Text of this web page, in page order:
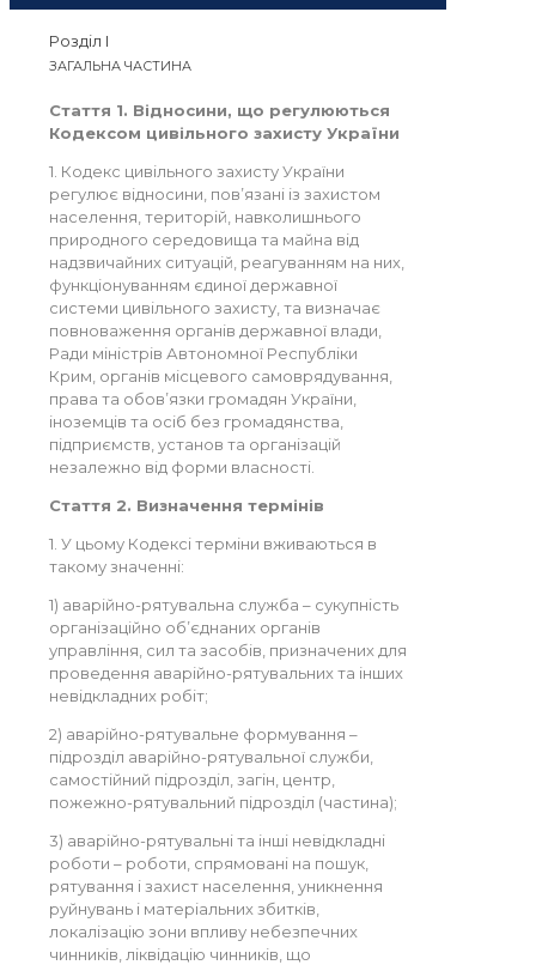
Розділ I
ЗАГАЛЬНА ЧАСТИНА
Стаття 1. Відносини, що регулюються
Кодексом цивільного захисту України
1. Кодекс цивільного захисту України
регулює відносини, пов’язані із захистом
населення, територій, навколишнього
природного середовища та майна від
надзвичайних ситуацій, реагуванням на них,
функціонуванням єдиної державної
системи цивільного захисту, та визначає
повноваження органів державної влади,
Ради міністрів Автономної Республіки
Крим, органів місцевого самоврядування,
права та обов’язки громадян України,
іноземців та осіб без громадянства,
підприємств, установ та організацій
незалежно від форми власності.
Стаття 2. Визначення термінів
1. У цьому Кодексі терміни вживаються в
такому значенні:
1) аварійно-рятувальна служба – сукупність
організаційно об’єднаних органів
управління, сил та засобів, призначених для
проведення аварійно-рятувальних та інших
невідкладних робіт;
2) аварійно-рятувальне формування –
підрозділ аварійно-рятувальної служби,
самостійний підрозділ, загін, центр,
пожежно-рятувальний підрозділ (частина);
3) аварійно-рятувальні та інші невідкладні
роботи – роботи, спрямовані на пошук,
рятування і захист населення, уникнення
руйнувань і матеріальних збитків,
локалізацію зони впливу небезпечних
чинників, ліквідацію чинників, що